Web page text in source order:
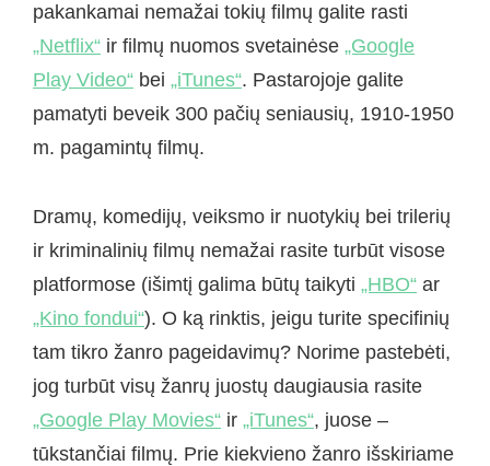
pakankamai nemažai tokių filmų galite rasti
„Netflix“ ir filmų nuomos svetainėse „Google
Play Video“ bei „iTunes“. Pastarojoje galite
pamatyti beveik 300 pačių seniausių, 1910-1950
m. pagamintų filmų.
Dramų, komedijų, veiksmo ir nuotykių bei trilerių
ir kriminalinių filmų nemažai rasite turbūt visose
platformose (išimtį galima būtų taikyti „HBO“ ar
„Kino fondui“). O ką rinktis, jeigu turite specifinių
tam tikro žanro pageidavimų? Norime pastebėti,
jog turbūt visų žanrų juostų daugiausia rasite
„Google Play Movies“ ir „iTunes“, juose –
tūkstančiai filmų. Prie kiekvieno žanro išskiriame